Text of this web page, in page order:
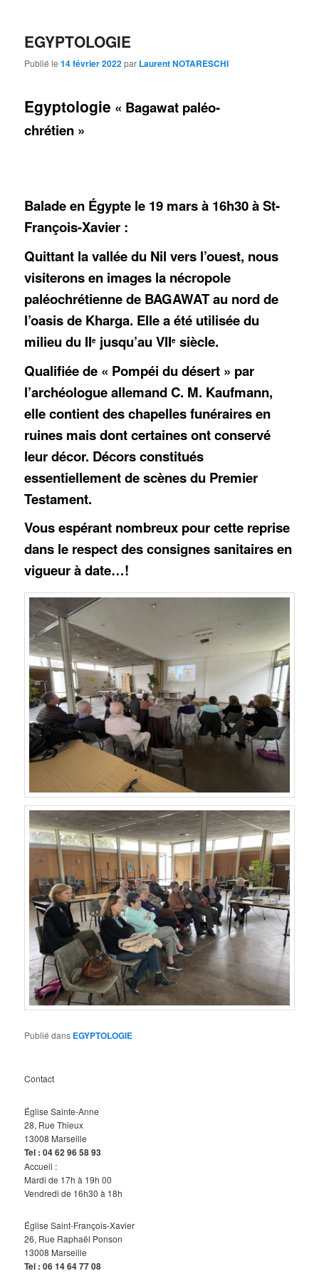
EGYPTOLOGIE
Publié le14 février 2022par Laurent NOTARESCHI
Egyptologie « Bagawat paléo-
chrétien »
Balade en Égypte le 19 mars à 16h30 à St-
François-Xavier :
Quittant la vallée du Nil vers l’ouest, nous
visiterons en images la nécropole
paléochrétienne de BAGAWAT au nord de
l’oasis de Kharga. Elle a été utilisée du
milieu du IIe jusqu’au VIIe siècle.
Qualifiée de « Pompéi du désert » par
l’archéologue allemand C. M. Kaufmann,
elle contient des chapelles funéraires en
ruines mais dont certaines ont conservé
leur décor. Décors constitués
essentiellement de scènes du Premier
Testament.
Vous espérant nombreux pour cette reprise
dans le respect des consignes sanitaires en
vigueur à date…!
Publié dans EGYPTOLOGIE
Contact
Église Sainte-Anne
28, Rue Thieux
13008 Marseille
Tel : 04 62 96 58 93
Accueil :
Mardi de 17h à 19h 00
Vendredi de 16h30 à 18h
Église Saint-François-Xavier
26, Rue Raphaël Ponson
13008 Marseille
Tel :06 14 64 7708